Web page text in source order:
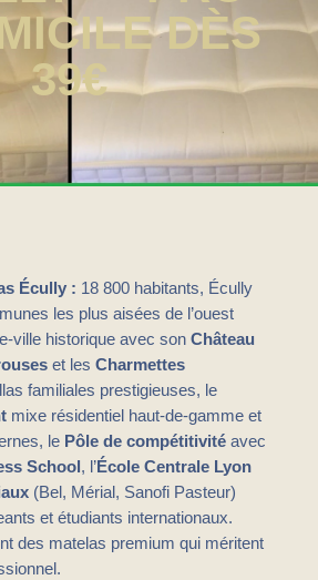
DÈS
39€
Écully : 18 800 habitants, Écully
les plus aisées de l’ouest
ville historique avec son Château
et les Charmettes
familiales prestigieuses, le
mixe résidentiel haut-de-gamme et
le Pôle de compétitivitéavec
School, l’École Centrale Lyon
(Bel, Mérial, Sanofi Pasteur)
et étudiants internationaux.
des matelas premium qui méritent